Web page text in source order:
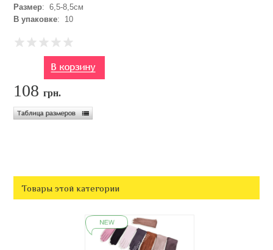
Размер: 6,5-8,5см
В упаковке: 10
108грн.
Товары этой категории